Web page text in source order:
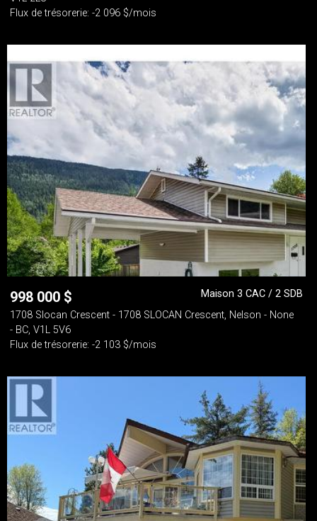
Flux de trésorerie: -2 096 $/mois
998 000 $
Maison 3 CAC / 2 SDB
1708 Slocan Crescent - 1708 SLOCAN Crescent, Nelson - None
- BC, V1L 5V6
Flux de trésorerie: -2 103 $/mois